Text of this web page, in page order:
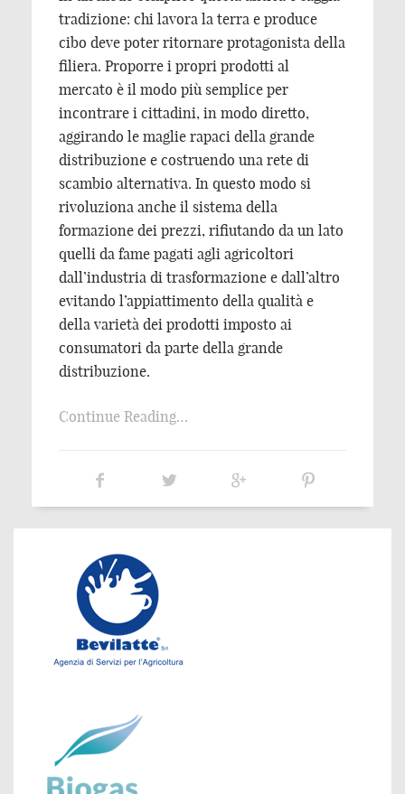
tradizione: chi lavora la terra e produce
cibo deve poter ritornare protagonista della
filiera. Proporre i propri prodotti al
mercato è il modo più semplice per
incontrare i cittadini, in modo diretto,
aggirando le maglie rapaci della grande
distribuzione e costruendo una rete di
scambio alternativa. In questo modo si
rivoluziona anche il sistema della
formazione dei prezzi, rifiutando da un lato
quelli da fame pagati agli agricoltori
dall’industria di trasformazione e dall’altro
evitando l’appiattimento della qualità e
della varietà dei prodotti imposto ai
consumatori da parte della grande
distribuzione.
Continue Reading…